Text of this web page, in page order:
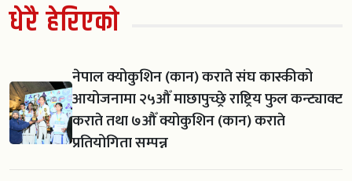
धेरै हेरिएको
नेपाल क्योकुशिन (कान) कराते संघ कास्कीको
आयोजनामा २५औँ माछापुच्छ्रे राष्ट्रिय फुल कन्ट्याक्ट
कराते तथा ७औँ क्योकुशिन (कान) कराते
प्रतियोगिता सम्पन्न